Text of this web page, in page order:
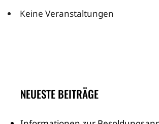
Keine Veranstaltungen
NEUESTE BEITRÄGE